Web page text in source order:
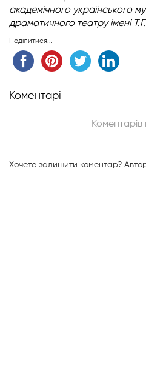
академічного українського
драматичного театру імені
Поділитися...
Коментарі
Хочете залишити коментар?